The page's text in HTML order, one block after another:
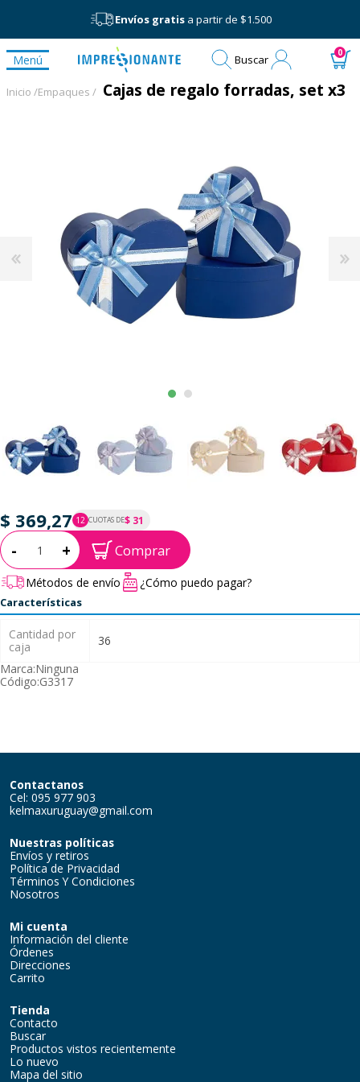
Envíos gratisa partir de $1.500
Menú Buscar 0
Inicio /Empaques / Cajas de regalo forradas, set x3
$ 369,27 12 CUOTAS DE$ 31
P.T.F. $ 369
Cantidad:
- + Comprar
Métodos de envío ¿Cómo puedo pagar?
Características
Cantidad por
caja
36
Marca:Ninguna
Código:G3317
Contactanos
Cel: 095 977 903
kelmaxuruguay@gmail.com
Nuestras políticas
Envíos y retiros
Política de Privacidad
Términos Y Condiciones
Nosotros
Mi cuenta
Información del cliente
Órdenes
Direcciones
Carrito
Tienda
Contacto
Buscar
Productos vistos recientemente
Lo nuevo
Mapa del sitio